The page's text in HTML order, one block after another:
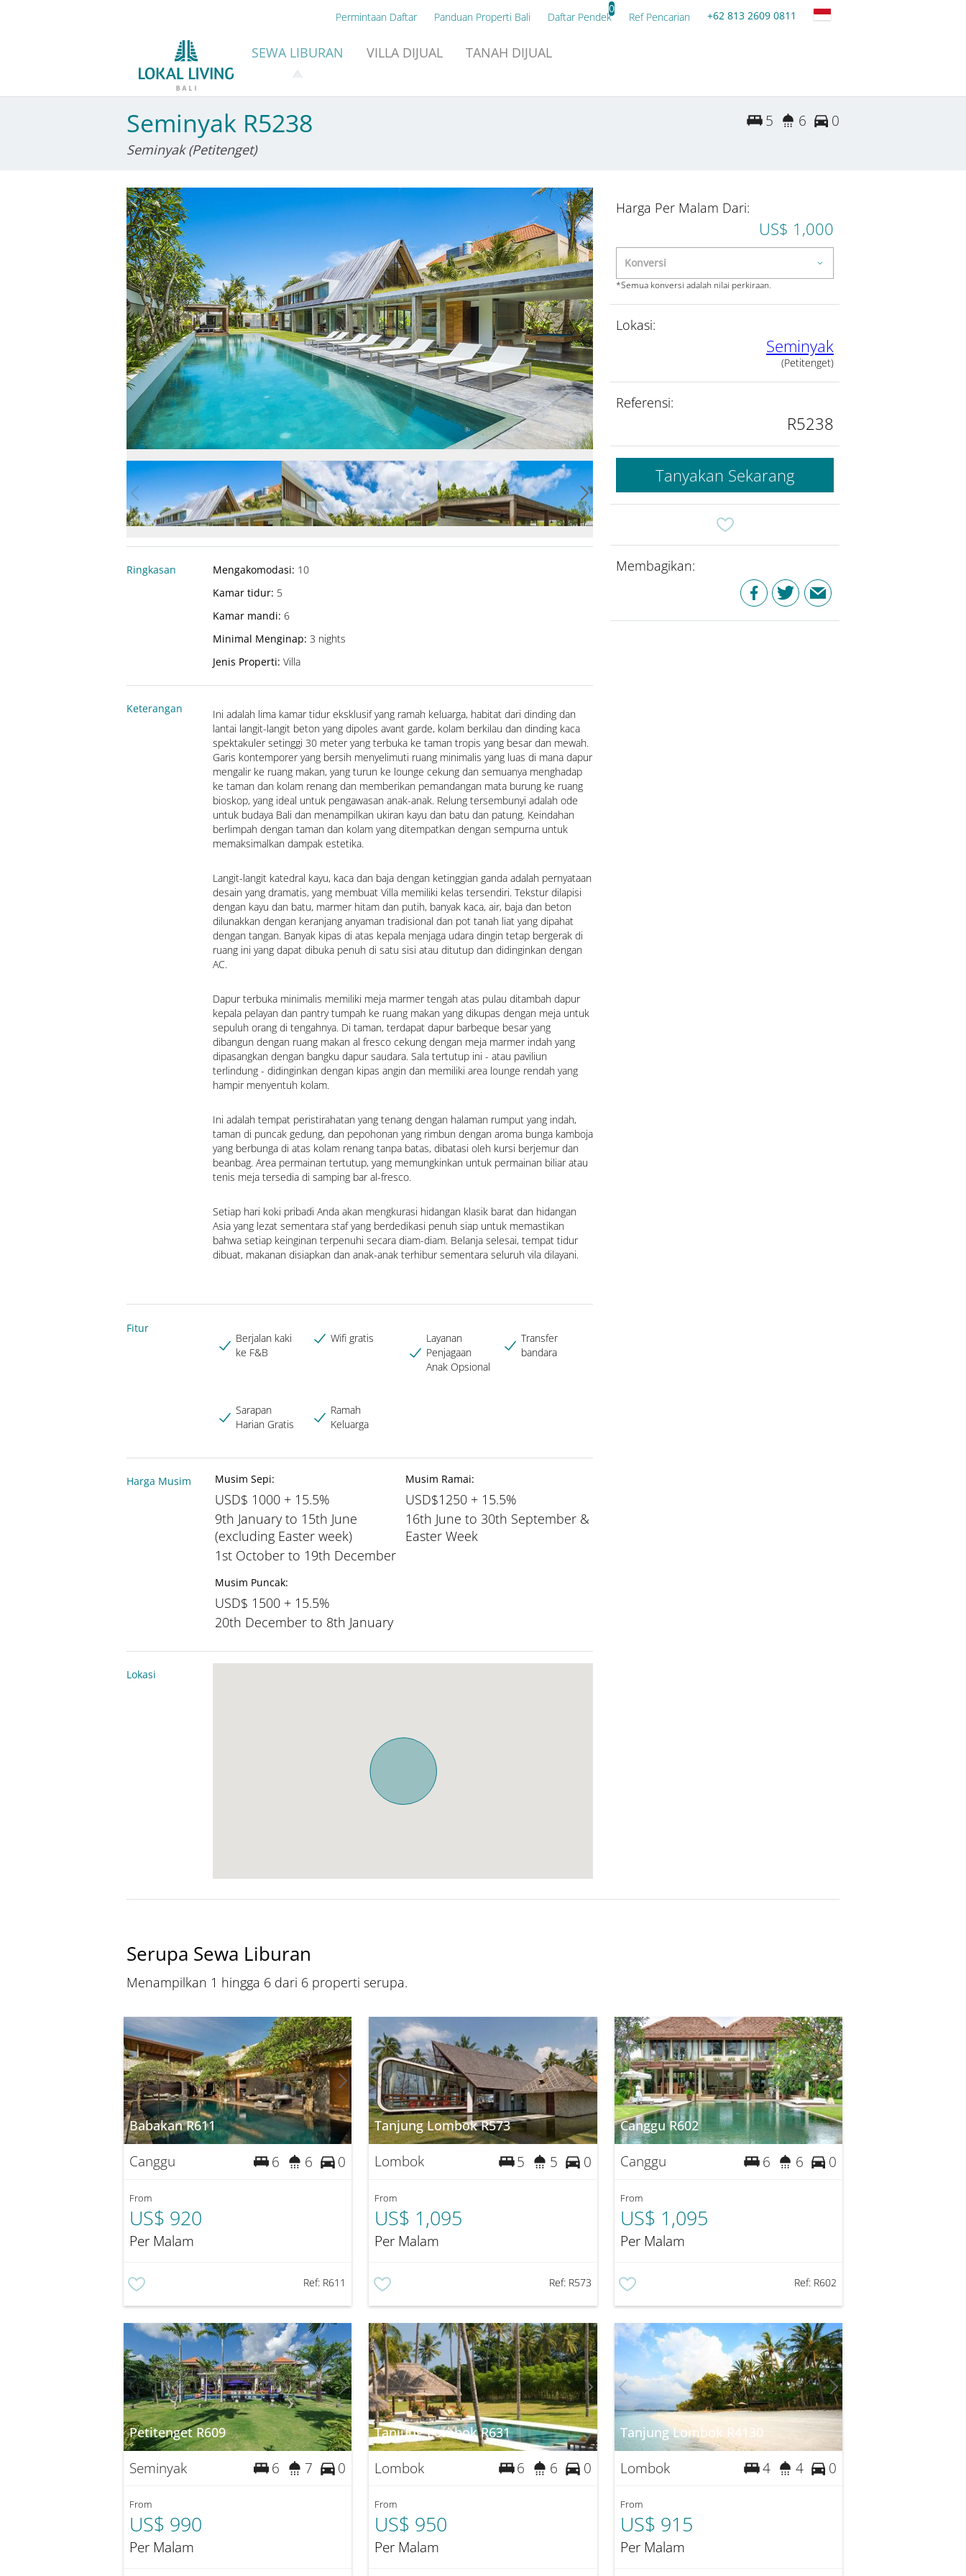
Permintaan Daftar Panduan Properti Bali Daftar Pendek
0
Ref Pencarian +62 813 2609 0811
SEWA LIBURAN VILLA DIJUAL TANAH DIJUAL
Seminyak R5238
Seminyak (Petitenget)
5 6 0
Harga Per Malam Dari:
US$ 1,000
*Semua konversi adalah nilai perkiraan.
Lokasi:
Seminyak
(Petitenget)
Referensi:
R5238
Tanyakan Sekarang
Membagikan:
Ringkasan Mengakomodasi: 10
Kamar tidur: 5
Kamar mandi: 6
Minimal Menginap: 3 nights
Jenis Properti: Villa
Keterangan
Ini adalah lima kamar tidur eksklusif yang ramah keluarga, habitat dari dinding dan
lantai langit-langit beton yang dipoles avant garde, kolam berkilau dan dinding kaca
spektakuler setinggi 30 meter yang terbuka ke taman tropis yang besar dan mewah.
Garis kontemporer yang bersih menyelimuti ruang minimalis yang luas di mana dapur
mengalir ke ruang makan, yang turun ke lounge cekung dan semuanya menghadap
ke taman dan kolam renang dan memberikan pemandangan mata burung ke ruang
bioskop, yang ideal untuk pengawasan anak-anak. Relung tersembunyi adalah ode
untuk budaya Bali dan menampilkan ukiran kayu dan batu dan patung. Keindahan
berlimpah dengan taman dan kolam yang ditempatkan dengan sempurna untuk
memaksimalkan dampak estetika.
Langit-langit katedral kayu, kaca dan baja dengan ketinggian ganda adalah pernyataan
desain yang dramatis, yang membuat Villa memiliki kelas tersendiri. Tekstur dilapisi
dengan kayu dan batu, marmer hitam dan putih, banyak kaca, air, baja dan beton
dilunakkan dengan keranjang anyaman tradisional dan pot tanah liat yang dipahat
dengan tangan. Banyak kipas di atas kepala menjaga udara dingin tetap bergerak di
ruang ini yang dapat dibuka penuh di satu sisi atau ditutup dan didinginkan dengan
AC.
Dapur terbuka minimalis memiliki meja marmer tengah atas pulau ditambah dapur
kepala pelayan dan pantry tumpah ke ruang makan yang dikupas dengan meja untuk
sepuluh orang di tengahnya. Di taman, terdapat dapur barbeque besar yang
dibangun dengan ruang makan al fresco cekung dengan meja marmer indah yang
dipasangkan dengan bangku dapur saudara. Sala tertutup ini - atau paviliun
terlindung - didinginkan dengan kipas angin dan memiliki area lounge rendah yang
hampir menyentuh kolam.
Ini adalah tempat peristirahatan yang tenang dengan halaman rumput yang indah,
taman di puncak gedung, dan pepohonan yang rimbun dengan aroma bunga kamboja
yang berbunga di atas kolam renang tanpa batas, dibatasi oleh kursi berjemur dan
beanbag. Area permainan tertutup, yang memungkinkan untuk permainan biliar atau
tenis meja tersedia di samping bar al-fresco.
Setiap hari koki pribadi Anda akan mengkurasi hidangan klasik barat dan hidangan
Asia yang lezat sementara staf yang berdedikasi penuh siap untuk memastikan
bahwa setiap keinginan terpenuhi secara diam-diam. Belanja selesai, tempat tidur
dibuat, makanan disiapkan dan anak-anak terhibur sementara seluruh vila dilayani.
Fitur
Berjalan kaki
ke F&B
Wifi gratis
Layanan
Penjagaan
Anak Opsional
Transfer
bandara
Sarapan
Harian Gratis
Ramah
Keluarga
Harga Musim Musim Sepi:
USD$ 1000 + 15.5%
9th January to 15th June
(excluding Easter week)
1st October to 19th December
Musim Ramai:
USD$1250 + 15.5%
16th June to 30th September &
Easter Week
Musim Puncak:
USD$ 1500 + 15.5%
20th December to 8th January
Lokasi
Serupa Sewa Liburan
Menampilkan 1 hingga 6 dari 6 properti serupa.
Babakan R611
Canggu 6 6 0
From
US$ 920
Per Malam
Ref: R611
Tanjung Lombok R573
Lombok 5 5 0
From
US$ 1,095
Per Malam
Ref: R573
Canggu R602
Canggu 6 6 0
From
US$ 1,095
Per Malam
Ref: R602
Petitenget R609
Seminyak 6 7 0
From
US$ 990
Per Malam
Tanjung Lombok R631
Lombok 6 6 0
From
US$ 950
Per Malam
Tanjung Lombok R4130
Lombok 4 4 0
From
US$ 915
Per Malam